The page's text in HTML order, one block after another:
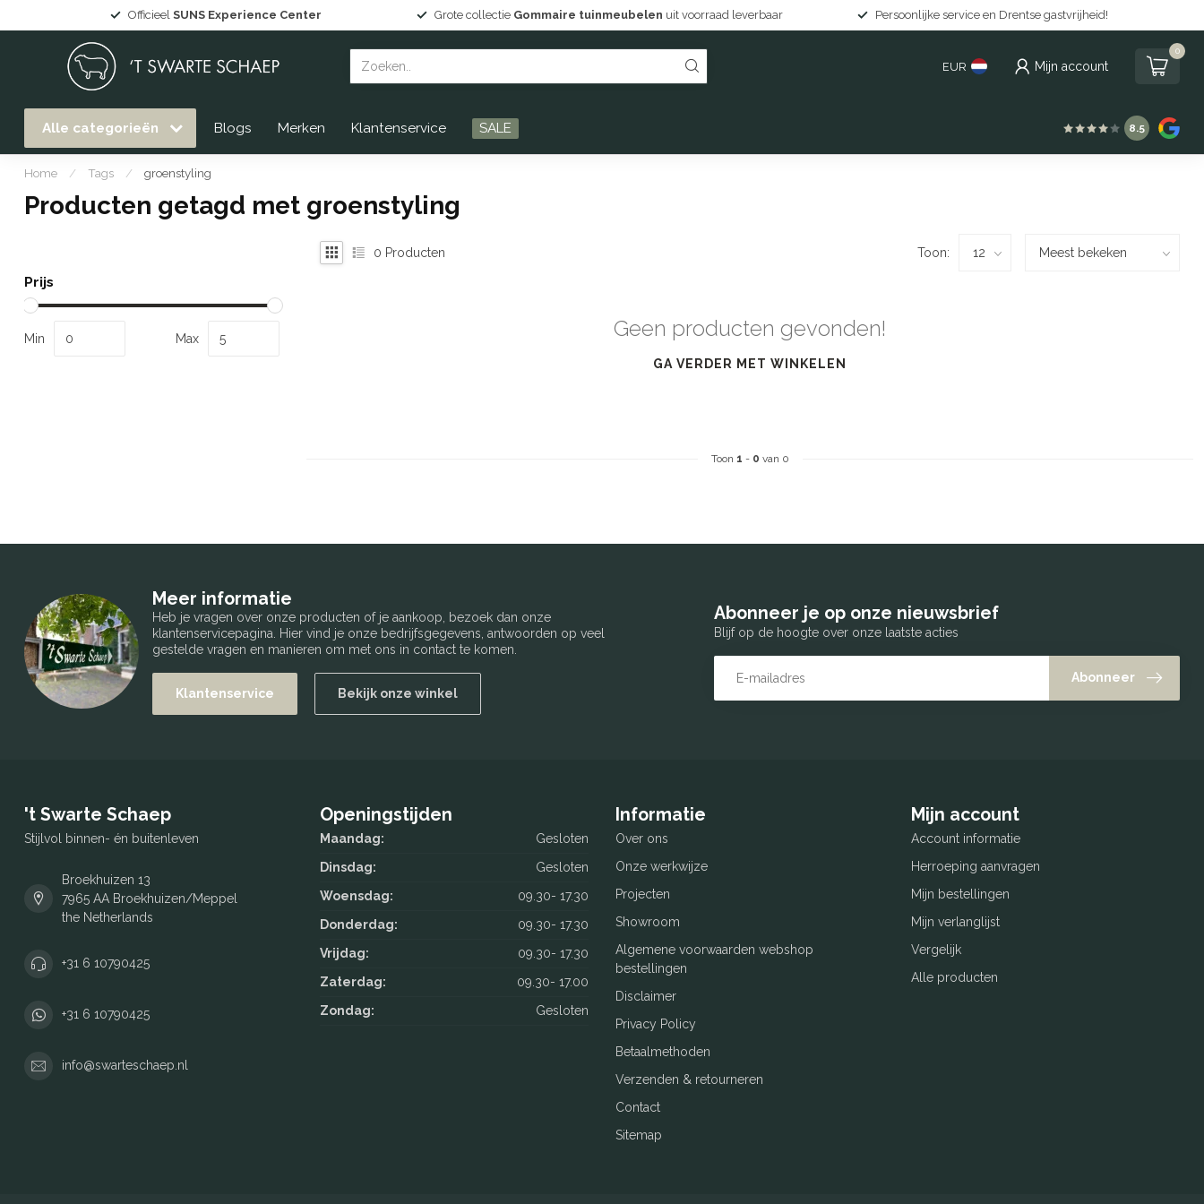
Officieel SUNS Experience Center Grote collectie Gommaire tuinmeubelen uit voorraad leverbaar Persoonlijke service en Drentse gastvrijheid!
EUR Mijn account
0
Alle categorieën Blogs Merken Klantenservice SALE 8.5
Home / Tags / groenstyling
Producten getagd met groenstyling
Prijs
Min Max
0 Producten Toon:
Geen producten gevonden!
GA VERDER MET WINKELEN
Toon 1 - 0 van 0
Meer informatie
Heb je vragen over onze producten of je aankoop, bezoek dan onze
klantenservicepagina. Hier vind je onze bedrijfsgegevens, antwoorden op veel
gestelde vragen en manieren om met ons in contact te komen.
Klantenservice Bekijk onze winkel
Abonneer je op onze nieuwsbrief
Blijf op de hoogte over onze laatste acties
Abonneer
't Swarte Schaep
Stijlvol binnen- én buitenleven
Broekhuizen 13
7965 AA Broekhuizen/Meppel
the Netherlands
+31 6 10790425
+31 6 10790425
info@swarteschaep.nl
Openingstijden
Maandag:
Gesloten
Dinsdag:
Gesloten
Woensdag:
09.30- 17.30
Donderdag:
09.30- 17.30
Vrijdag:
09.30- 17.30
Zaterdag:
09.30- 17.00
Zondag:
Gesloten
Informatie
Over ons
Onze werkwijze
Projecten
Showroom
Algemene voorwaarden webshop
bestellingen
Disclaimer
Privacy Policy
Betaalmethoden
Verzenden & retourneren
Contact
Sitemap
Mijn account
Account informatie
Herroeping aanvragen
Mijn bestellingen
Mijn verlanglijst
Vergelijk
Alle producten